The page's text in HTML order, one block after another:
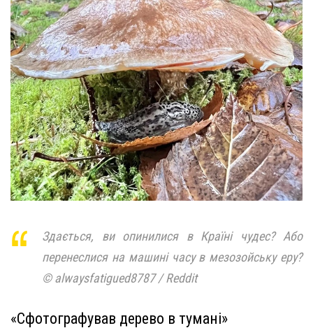
Здається, ви опинилися в Країні чудес? Або
перенеслися на машині часу в мезозойську еру?
© alwaysfatigued8787 / Reddit
«Сфотографував дерево в тумані»